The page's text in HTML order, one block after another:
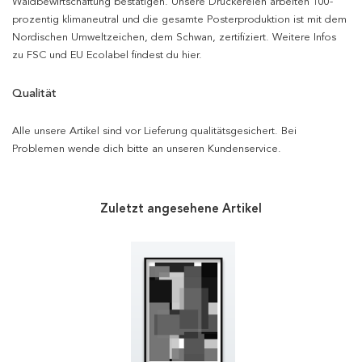
prozentig klimaneutral und die gesamte Posterproduktion ist mit dem
Nordischen Umweltzeichen, dem Schwan, zertifiziert. Weitere Infos
zu FSC und EU Ecolabel findest du hier.
Qualität
Alle unsere Artikel sind vor Lieferung qualitätsgesichert. Bei
Problemen wende dich bitte an unseren Kundenservice.
Zuletzt angesehene Artikel